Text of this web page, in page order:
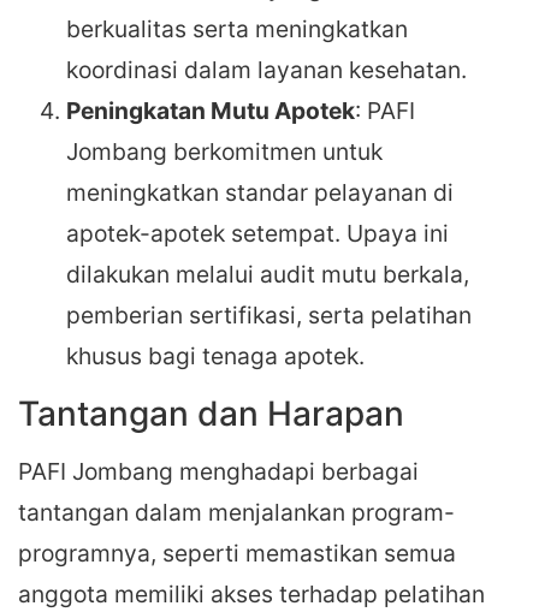
berkualitas serta meningkatkan
koordinasi dalam layanan kesehatan.
Peningkatan Mutu Apotek: PAFI
Jombang berkomitmen untuk
meningkatkan standar pelayanan di
apotek-apotek setempat. Upaya ini
dilakukan melalui audit mutu berkala,
pemberian sertifikasi, serta pelatihan
khusus bagi tenaga apotek.
Tantangan dan Harapan
PAFI Jombang menghadapi berbagai
tantangan dalam menjalankan program-
programnya, seperti memastikan semua
anggota memiliki akses terhadap pelatihan